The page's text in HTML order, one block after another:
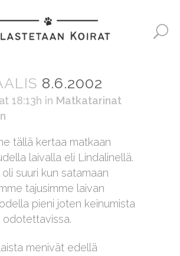
8.6.2002
18:13h in Matkatarinat
tällä kertaa matkaan
laivalla eli Lindalinellä.
suuri kun satamaan
tajusimme laivan
pieni joten keinumista
odotettavissa.
menivät edellä